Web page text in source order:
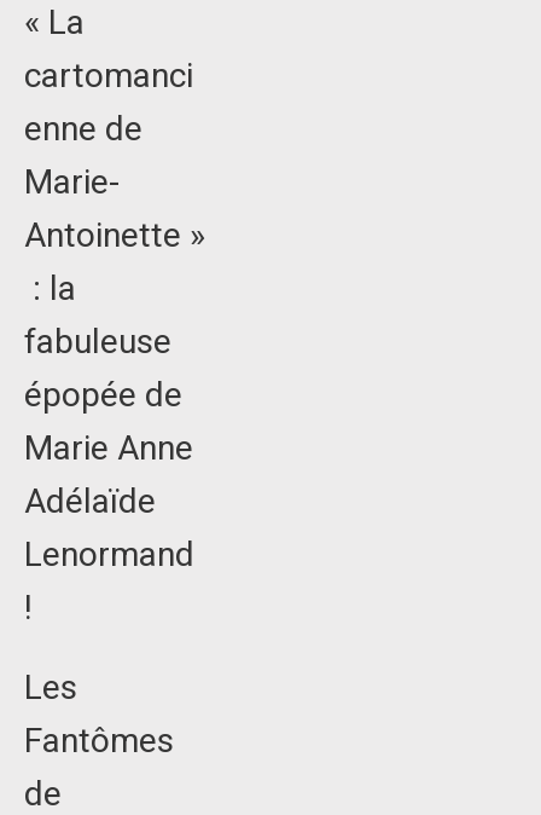
« La
cartomanci
enne de
Marie-
Antoinette »
: la
fabuleuse
épopée de
Marie Anne
Adélaïde
Lenormand
!
Les
Fantômes
de